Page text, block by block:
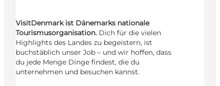
VisitDenmark ist Dänemarks nationale
Tourismusorganisation. Dich für die vielen
Highlights des Landes zu begeistern, ist
buchstäblich unser Job – und wir hoffen, dass
du jede Menge Dinge findest, die du
unternehmen und besuchen kannst.